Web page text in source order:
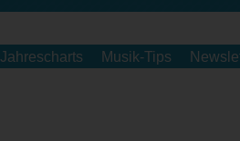
Jahrescharts Musik-Tips